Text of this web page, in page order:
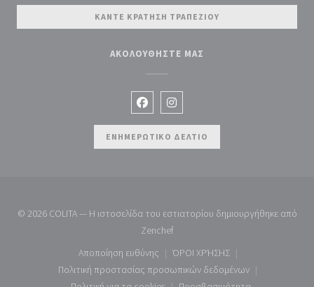
ΚΆΝΤΕ ΚΡΆΤΗΣΗ ΤΡΑΠΕΖΙΟΎ
ΑΚΟΛΟΥΘΉΣΤΕ ΜΑΣ
Facebook ((ανοίγει σε νέο
Instagram ((ανοίγει σε νέο
ΕΝΗΜΕΡΩΤΙΚΌ ΔΕΛΤΊΟ
© 2026 COLITA — Η ιστοσελίδα του εστιατορίου δημιουργήθηκε από
Zenchef((ανοίγει σε νέο παράθυρο))
Αποποίηση ευθύνης
((ανοίγει σε νέο παράθυρο))
ΌΡΟΙ ΧΡΉΣΗΣ
((ανοίγει σε νέο
Πολιτική προστασίας προσωπικών δεδομένων
((ανοίγει σε νέο παράθυρο))